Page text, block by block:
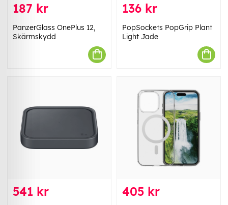
187 kr
PanzerGlass OnePlus 12,
Skärmskydd
136 kr
PopSockets PopGrip Plant
Light Jade
541 kr 405 kr